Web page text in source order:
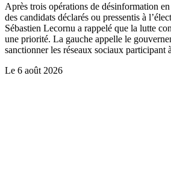
Après trois opérations de désinformation
des candidats déclarés ou pressentis à
Sébastien Lecornu a rappelé que la lutte
une priorité. La gauche appelle le
sanctionner les réseaux sociaux participant
Le 6 août 2026